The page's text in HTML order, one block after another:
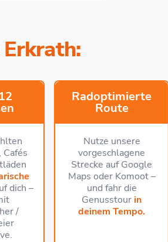
Cafés
dich –
/
Radoptimierte
Route
Nutze unsere
vorgeschlagene
Strecke auf Google
Maps oder Komoot –
und fahr die
Genusstour in
deinem Tempo.